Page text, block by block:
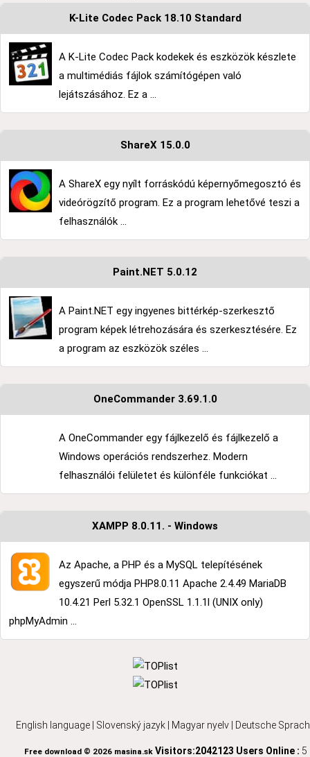
K-Lite Codec Pack 18.10 Standard
A K-Lite Codec Pack kodekek és eszközök készlete
a multimédiás fájlok számítógépen való
lejátszásához. Ez a ...
ShareX 15.0.0
A ShareX egy nyílt forráskódú képernyőmegosztó és
videórögzítő program. Ez a program lehetővé teszi a
felhasználók ...
Paint.NET 5.0.12
A Paint.NET egy ingyenes bittérkép-szerkesztő
program képek létrehozására és szerkesztésére. Ez
a program az eszközök széles ...
OneCommander 3.69.1.0
A OneCommander egy fájlkezelő és fájlkezelő a
Windows operációs rendszerhez. Modern
felhasználói felületet és különféle funkciókat ...
XAMPP 8.0.11. - Windows
Az Apache, a PHP és a MySQL telepítésének
egyszerű módja PHP8.0.11 Apache 2.4.49 MariaDB
10.4.21 Perl 5.32.1 OpenSSL 1.1.1l (UNIX only)
phpMyAdmin ...
English language Slovenský jazyk Magyar nyelv Deutsche
Free download © 2026 masina.skVisitors:2042123 Users Online : 5